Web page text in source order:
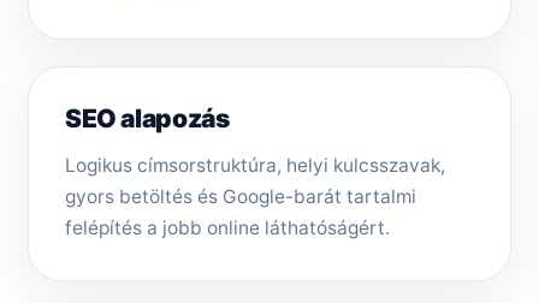
SEO alapozás
Logikus címsorstruktúra, helyi kulcsszavak,
gyors betöltés és Google-barát tartalmi
felépítés a jobb online láthatóságért.